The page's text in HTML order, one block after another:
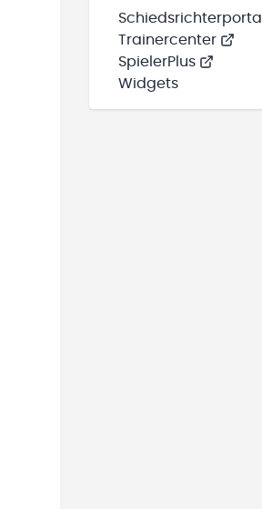
Schiedsrichterportal
Trainercenter
SpielerPlus
Widgets